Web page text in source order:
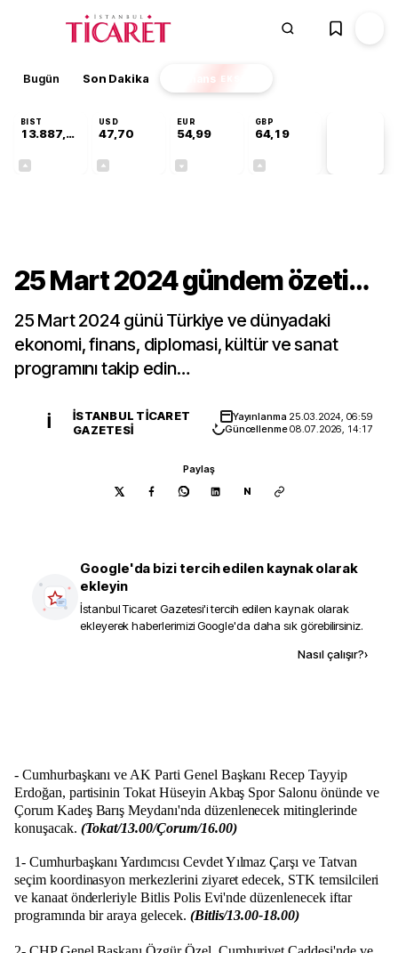
Bugün Son Dakika Finans EKSTRA
BIST
13.887,29
USD
47,70
EUR
54,99
GBP
64,19
25 Mart 2024 gündem özeti…
25 Mart 2024 günü Türkiye ve dünyadaki
ekonomi, finans, diplomasi, kültür ve sanat
programını takip edin…
İ
İSTANBUL TICARET
GAZETESI
Yayınlanma 25.03.2024, 06:59
Güncellenme08.07.2026, 14:17
Paylaş
N
Google'da bizi tercih edilen kaynak olarak
ekleyin
İstanbul Ticaret Gazetesi'i tercih edilen kaynak olarak
ekleyerek haberlerimizi Google'da daha sık görebilirsiniz.
Nasıl çalışır?›
- Cumhurbaşkanı ve AK Parti Genel Başkanı Recep Tayyip
Erdoğan, partisinin Tokat Hüseyin Akbaş Spor Salonu önünde ve
Çorum Kadeş Barış Meydanı'nda düzenlenecek mitinglerinde
konuşacak. (Tokat/13.00/Çorum/16.00)
1- Cumhurbaşkanı Yardımcısı Cevdet Yılmaz Çarşı ve Tatvan
seçim koordinasyon merkezlerini ziyaret edecek, STK temsilcileri
ve kanaat önderleriyle Bitlis Polis Evi'nde düzenlenecek iftar
programında bir araya gelecek. (Bitlis/13.00-18.00)